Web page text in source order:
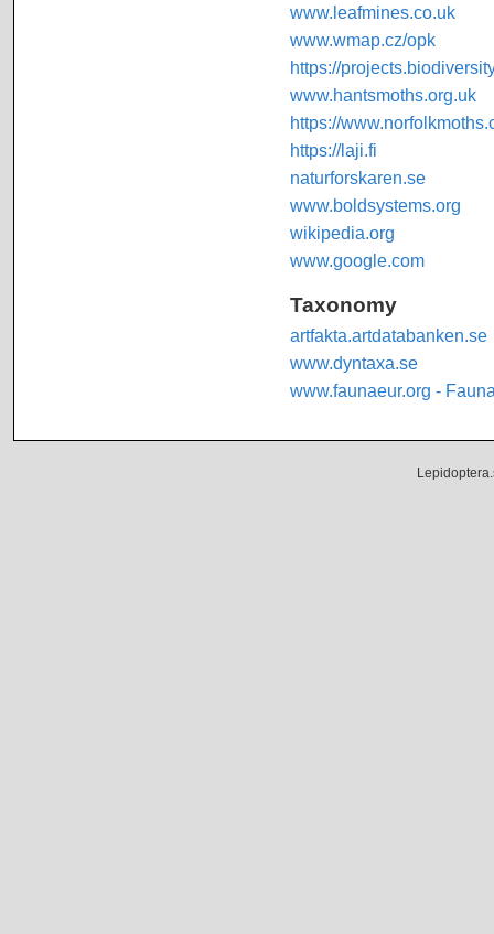
www.leafmines.co.uk
www.wmap.cz/opk
https://
www.hantsmoths.org.uk
https://
https://laji.fi
naturforskaren.se
www.boldsystems.org
wikipedia.org
www.google.com
Taxonomy
artfakta.artdatabanken.se
www.dyntaxa.se
www.faunaeur.org -